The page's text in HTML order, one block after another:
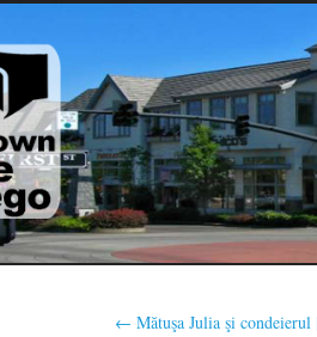
← Mătuşa Julia şi condeierul